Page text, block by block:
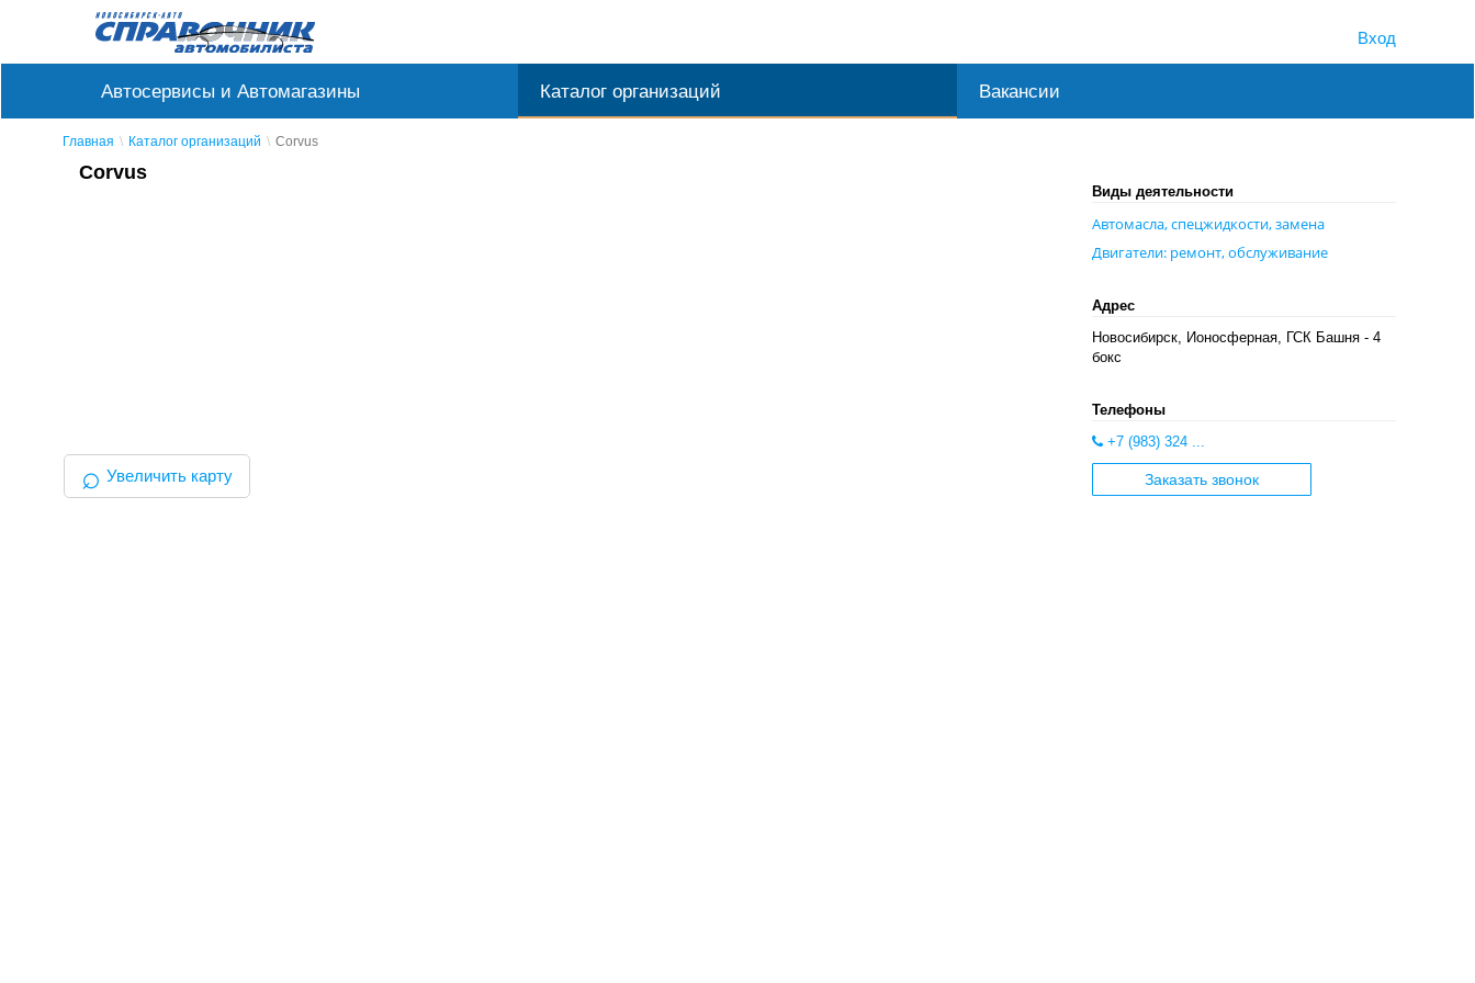
Вход
Автосервисы и Автомагазины Каталог организаций Вакансии
Главная Каталог организаций Corvus
Corvus
⌕ Увеличить карту
Виды деятельности
Автомасла, спецжидкости, замена
Двигатели: ремонт, обслуживание
Адрес
Новосибирск, Ионосферная, ГСК Башня - 4
бокс
Телефоны
+7 (983) 324 ...
Заказать звонок